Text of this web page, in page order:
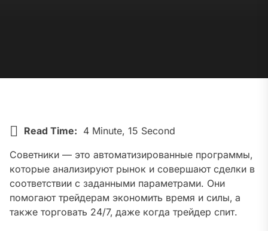
Read Time: 4 Minute, 15 Second
Советники — это автоматизированные программы‚
которые анализируют рынок и совершают сделки в
соответствии с заданными параметрами. Они
помогают трейдерам экономить время и силы‚ а
также торговать 24/7‚ даже когда трейдер спит.